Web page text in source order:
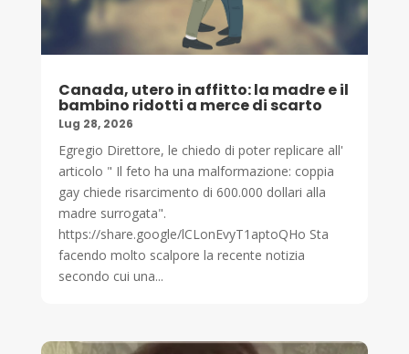
Canada, utero in affitto: la madre e il
bambino ridotti a merce di scarto
Lug 28, 2026
Egregio Direttore, le chiedo di poter replicare all'
articolo " Il feto ha una malformazione: coppia
gay chiede risarcimento di 600.000 dollari alla
madre surrogata".
https://share.google/lCLonEvyT1aptoQHo Sta
facendo molto scalpore la recente notizia
secondo cui una...